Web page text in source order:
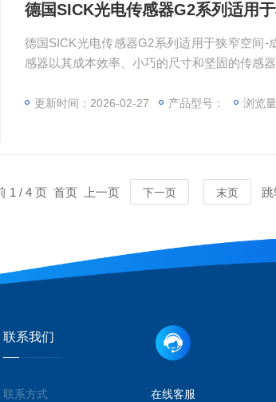
德国SICK光电传感器G2系列适用
德国SICK光电传感器G2系列适用于狭窄空间
感器以其成本效率、小巧的尺寸和坚固的传感
广泛。由于性能*的背景抑制功能，传感器还
更新时间：2026-02-27 产品型号： 浏览
1 / 4 页 首页 上一页 下一页 末页
联系我们
联系方式 在线客服